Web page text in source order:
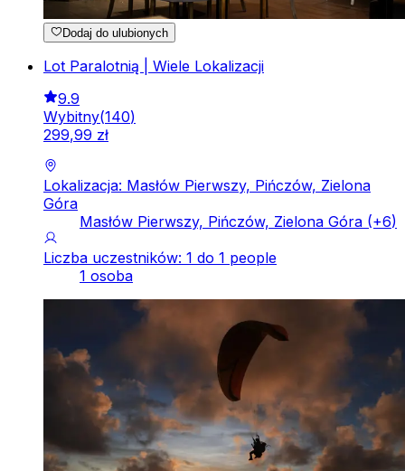
Dodaj do ulubionych
Lot Paralotnią | Wiele Lokalizacji
9.9
Wybitny(140)
299,99 zł
Lokalizacja: Masłów Pierwszy, Pińczów, Zielona
Góra
Masłów Pierwszy, Pińczów, Zielona Góra (+6)
Liczba uczestników: 1 do 1 people
1 osoba